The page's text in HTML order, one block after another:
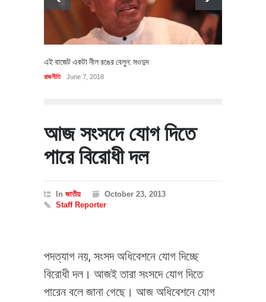
এই বাজেট একটা নীল রঙের বেলুন: মওদুদ
রাজনীতি June 7, 2018
আজ সংসদে যোগ দিতে
পারে বিরোধী দল
In জাতীয়
October 23, 2013
Staff Reporter
পদত্যাগ নয়, সংসদ অধিবেশনে যোগ দিচ্ছে
বিরোধী দল। আজই তারা সংসদে যোগ দিতে
পারেন বলে জানা গেছে। আজ অধিবেশনে যোগ